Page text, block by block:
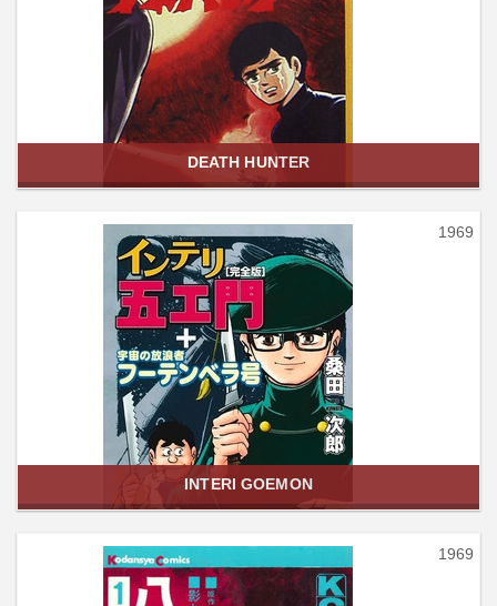
DEATH HUNTER
1969
INTERI GOEMON
1969